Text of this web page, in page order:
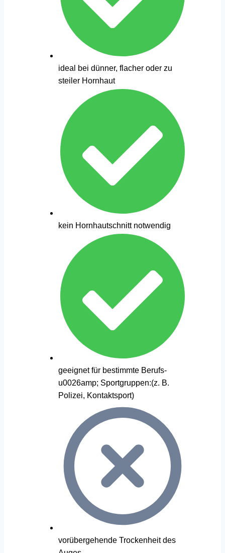
ideal bei dünner, flacher oder zu
steiler Hornhaut
kein Hornhautschnitt notwendig
geeignet für bestimmte Berufs-
u0026amp; Sportgruppen:(z. B.
Polizei, Kontaktsport)
vorübergehende Trockenheit des